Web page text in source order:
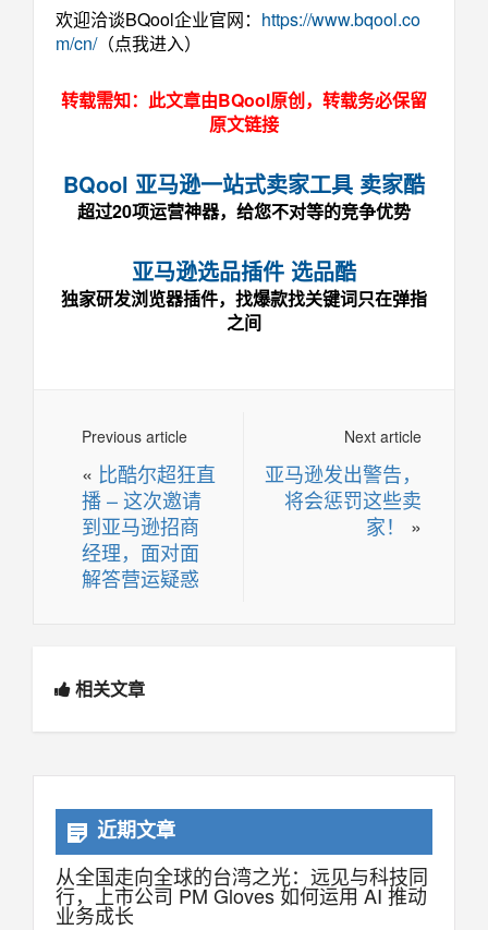
欢迎洽谈BQool企业官网： https://www.bqool.co
m/cn/（点我进入）
转载需知：此文章由BQool原创，转载务必保留
原文链接
BQool 亚马逊一站式卖家工具 卖家酷
超过20项运营神器，给您不对等的竞争优势
亚马逊选品插件 选品酷
独家研发浏览器插件，找爆款找关键词只在弹指
之间
Next article
亚马逊发出警告，
将会惩罚这些卖
家！
»
Previous article
« 比酷尔超狂直
播 – 这次邀请
到亚马逊招商
经理，面对面
解答营运疑惑
相关文章
近期文章
从全国走向全球的台湾之光：远见与科技同
行，上市公司 PM Gloves 如何运用 AI 推动
业务成长